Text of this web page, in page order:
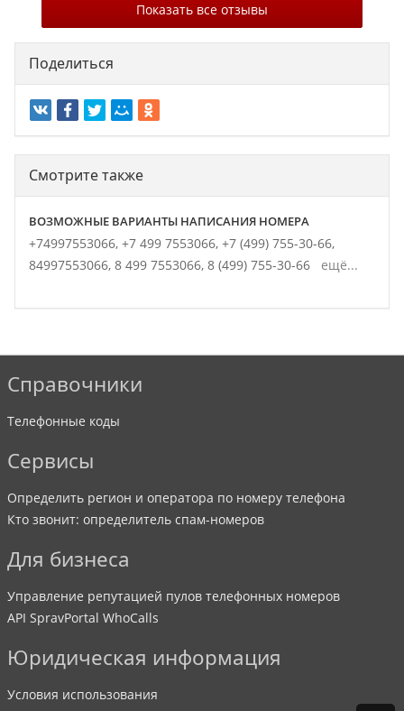
Показать все отзывы
Поделиться
Смотрите также
ВОЗМОЖНЫЕ ВАРИАНТЫ НАПИСАНИЯ НОМЕРА
+74997553066, +7 499 7553066, +7 (499) 755-30-66,
84997553066, 8 499 7553066, 8 (499) 755-30-66 ещё...
Справочники
Телефонные коды
Сервисы
Определить регион и оператора по номеру телефона
Кто звонит: определитель спам-номеров
Для бизнеса
Управление репутацией пулов телефонных номеров
API SpravPortal WhoCalls
Юридическая информация
Условия использования